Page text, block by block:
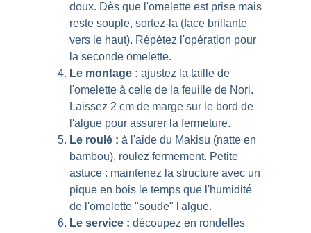
doux. Dès que l'omelette est prise mais
reste souple, sortez-la (face brillante
vers le haut). Répétez l'opération pour
la seconde omelette.
Le montage : ajustez la taille de
l'omelette à celle de la feuille de Nori.
Laissez 2 cm de marge sur le bord de
l'algue pour assurer la fermeture.
Le roulé : à l'aide du Makisu (natte en
bambou), roulez fermement. Petite
astuce : maintenez la structure avec un
pique en bois le temps que l'humidité
de l'omelette "soude" l'algue.
Le service : découpez en rondelles